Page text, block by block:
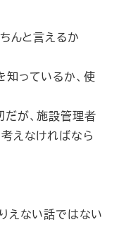
んと言えるか
っているか、使
が、施設管理者
えなければなら
えない話ではない